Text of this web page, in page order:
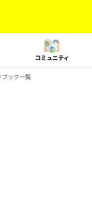
コミュニティ
ブック一覧